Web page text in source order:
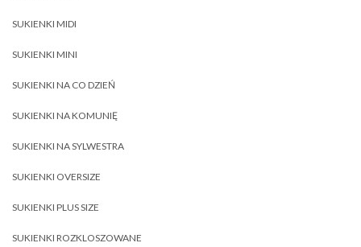
SUKIENKI MIDI
SUKIENKI MINI
SUKIENKI NA CO DZIEŃ
SUKIENKI NA KOMUNIĘ
SUKIENKI NA SYLWESTRA
SUKIENKI OVERSIZE
SUKIENKI PLUS SIZE
SUKIENKI ROZKLOSZOWANE